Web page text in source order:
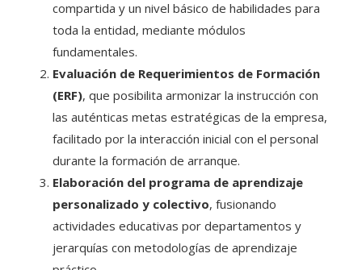
compartida y un nivel básico de habilidades para
toda la entidad, mediante módulos
fundamentales.
Evaluación de Requerimientos de Formación
(ERF), que posibilita armonizar la instrucción con
las auténticas metas estratégicas de la empresa,
facilitado por la interacción inicial con el personal
durante la formación de arranque.
Elaboración del programa de aprendizaje
personalizado y colectivo, fusionando
actividades educativas por departamentos y
jerarquías con metodologías de aprendizaje